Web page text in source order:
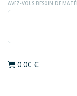
AVEZ-VOUS BESOIN DE
0.00 €